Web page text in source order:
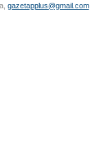
gazetapplus@gmail.com